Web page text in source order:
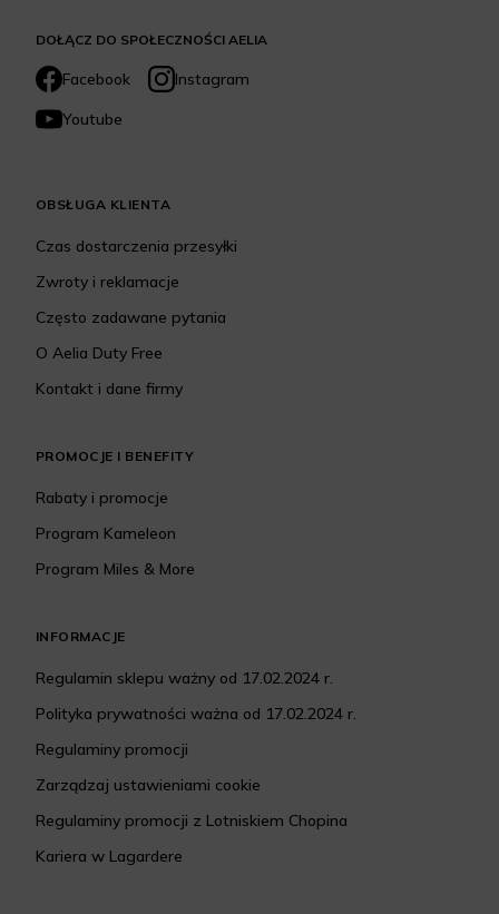
DOŁĄCZ DO SPOŁECZNOŚCI AELIA
Facebook
Instagram
Youtube
OBSŁUGA KLIENTA
Czas dostarczenia przesyłki
Zwroty i reklamacje
Często zadawane pytania
O Aelia Duty Free
Kontakt i dane firmy
PROMOCJE I BENEFITY
Rabaty i promocje
Program Kameleon
Program Miles & More
INFORMACJE
Regulamin sklepu ważny od 17.02.2024 r.
Polityka prywatności ważna od 17.02.2024 r.
Regulaminy promocji
Zarządzaj ustawieniami cookie
Regulaminy promocji z Lotniskiem Chopina
Kariera w Lagardere